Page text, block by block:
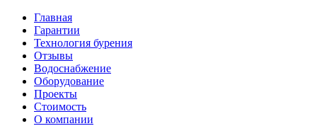
Главная
Гарантии
Технология бурения
Отзывы
Водоснабжение
Оборудование
Проекты
Стоимость
О компании